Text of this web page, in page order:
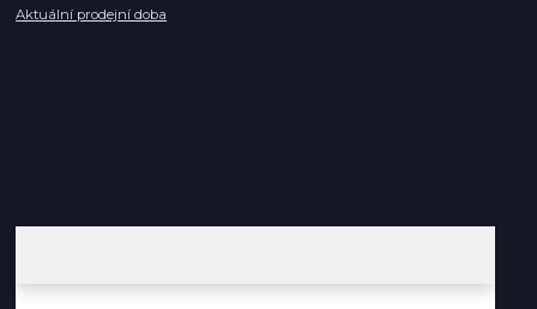
Aktuální prodejní doba